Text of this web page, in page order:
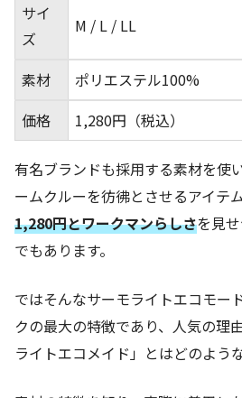
サイ
ズ
M / L / LL
素材
ポリエステル100%
価格
1,280円（税込）
有名ブランドも採用する素材を使
ームクルーを彷彿とさせるアイテ
1,280円とワークマンらしさを見
でもあります。
ではそんなサーモライトエコモー
クの最大の特徴であり、人気の理
ライトエコメイド」とはどのよう